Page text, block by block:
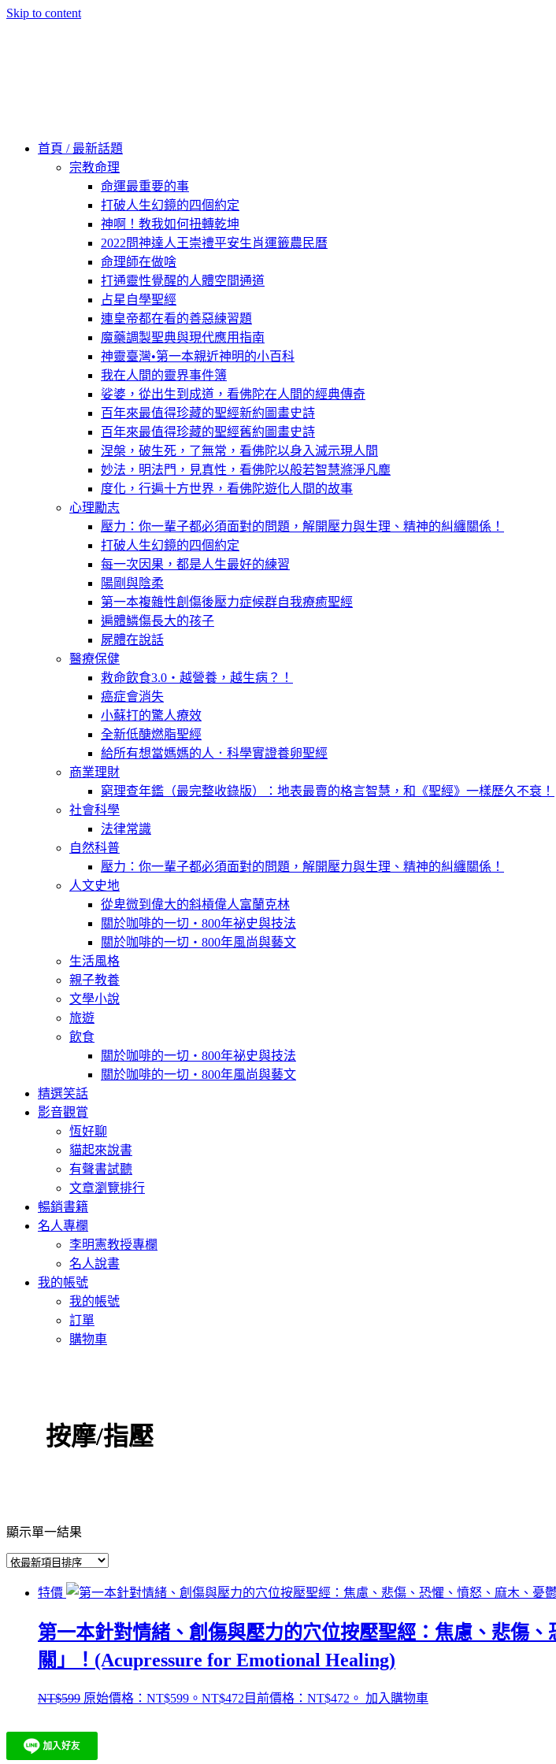
Skip to content
首頁 / 最新話題
宗教命理
命運最重要的事
打破人生幻鏡的四個約定
神啊！教我如何扭轉乾坤
2022問神達人王崇禮平安生肖運籤農民曆
命理師在做啥
打通靈性覺醒的人體空間通道
占星自學聖經
連皇帝都在看的善惡練習題
魔藥調製聖典與現代應用指南
神靈臺灣•第一本親近神明的小百科
我在人間的靈界事件簿
娑婆，從出生到成道，看佛陀在人間的經典傳奇
百年來最值得珍藏的聖經新約圖畫史詩
百年來最值得珍藏的聖經舊約圖畫史詩
涅槃，破生死，了無常，看佛陀以身入滅示現人間
妙法，明法門，見真性，看佛陀以般若智慧滌淨凡塵
度化，行遍十方世界，看佛陀遊化人間的故事
心理勵志
壓力：你一輩子都必須面對的問題，解開壓力與生理、精神的糾纏關係！
打破人生幻鏡的四個約定
每一次因果，都是人生最好的練習
陽剛與陰柔
第一本複雜性創傷後壓力症候群自我療癒聖經
遍體鱗傷長大的孩子
屍體在說話
醫療保健
救命飲食3.0‧越營養，越生病？！
癌症會消失
小蘇打的驚人療效
全新低醣燃脂聖經
給所有想當媽媽的人．科學實證養卵聖經
商業理財
窮理查年鑑（最完整收錄版）：地表最賣的格言智慧，和《聖經》一樣歷久不衰！
社會科學
法律常識
自然科普
壓力：你一輩子都必須面對的問題，解開壓力與生理、精神的糾纏關係！
人文史地
從卑微到偉大的斜槓偉人富蘭克林
關於咖啡的一切‧800年祕史與技法
關於咖啡的一切‧800年風尚與藝文
生活風格
親子教養
文學小說
旅遊
飲食
關於咖啡的一切‧800年祕史與技法
關於咖啡的一切‧800年風尚與藝文
精選笑話
影音觀賞
恆好聊
貓起來說書
有聲書試聽
文章瀏覽排行
暢銷書籍
名人專欄
李明憲教授專欄
名人說書
我的帳號
我的帳號
訂單
購物車
按摩/指壓
顯示單一結果
特價
第一本針對情緒、創傷與壓力的穴位按壓聖經：焦慮、悲傷
關」！(Acupressure for Emotional Healing)
NT$599 原始價格：NT$599。 NT$472 目前價格：NT$472。 加入購物車